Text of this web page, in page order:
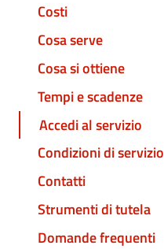
Costi
Cosa serve
Cosa si ottiene
Tempi e scadenze
Accedi al servizio
Condizioni di servizio
Contatti
Strumenti di tutela
Domande frequenti